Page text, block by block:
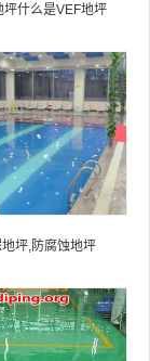
坪什么是VEF地坪
坪,防腐蚀地坪